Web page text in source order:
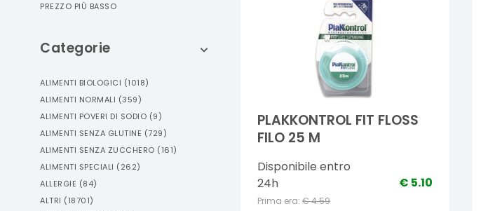
PREZZO PIÙ BASSO
Categorie
ALIMENTI BIOLOGICI (1018)
ALIMENTI NORMALI (359)
ALIMENTI POVERI DI SODIO (9)
ALIMENTI SENZA GLUTINE (729)
ALIMENTI SENZA ZUCCHERO (161)
ALIMENTI SPECIALI (262)
ALLERGIE (84)
ALTRI (18701)
PLAKKONTROL FIT FLOSS
FILO 25 M
Disponibile entro
24h
Prima era: €4.59
€ 5.10